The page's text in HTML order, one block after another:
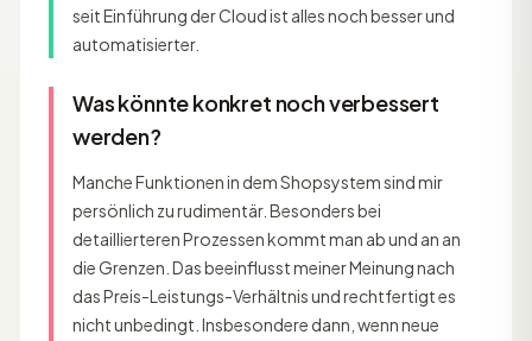
seit Einführung der Cloud ist alles noch besser und
automatisierter.
Was könnte konkret noch verbessert
werden?
Manche Funktionen in dem Shopsystem sind mir
persönlich zu rudimentär. Besonders bei
detaillierteren Prozessen kommt man ab und an an
die Grenzen. Das beeinflusst meiner Meinung nach
das Preis-Leistungs-Verhältnis und rechtfertigt es
nicht unbedingt. Insbesondere dann, wenn neue